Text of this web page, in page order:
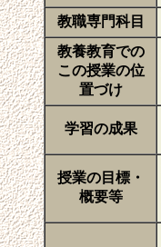
教職専門科目
教養教育での
この授業の位
置づけ
学習の成果
授業の目標・
概要等